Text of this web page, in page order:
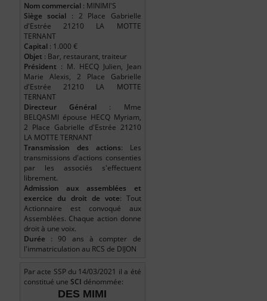
Nom commercial: MINIMI'S
Siège social : 2 Place Gabrielle
d'Estrée 21210 LA MOTTE
TERNANT
Capital: 1.000 €
Objet : Bar, restaurant, traiteur
Président : M. HECQ Julien, Jean
Marie Alexis, 2 Place Gabrielle
d'Estrée 21210 LA MOTTE
TERNANT
Directeur Général : Mme
BELQASMI épouse HECQ Myriam,
2 Place Gabrielle d'Estrée 21210
LA MOTTE TERNANT
Transmission des actions: Les
transmissions d'actions consenties
par les associés s'effectuent
librement.
Admission aux assemblées et
exercice du droit de vote: Tout
Actionnaire est convoqué aux
Assemblées. Chaque action donne
droit à une voix.
Durée : 90 ans à compter de
l'immatriculation au RCS de DIJON
Par acte SSP du 14/03/2021 il a été
constitué une SCI dénommée:
DES MIMI